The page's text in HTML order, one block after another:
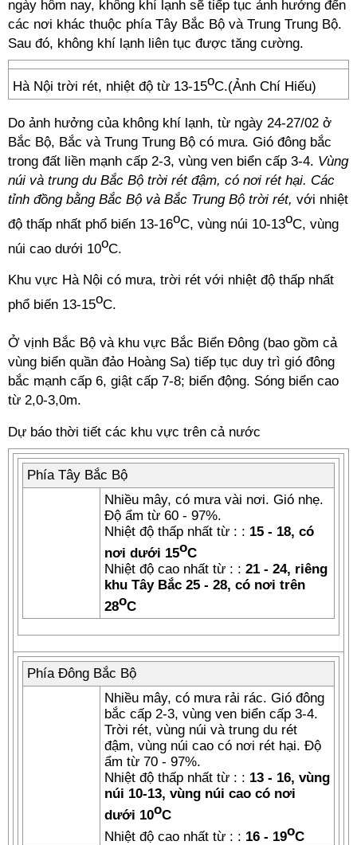
ngày hôm nay, không khí lạnh sẽ tiếp tục ảnh hưởng đến
các nơi khác thuộc phía Tây Bắc Bộ và Trung Trung Bộ.
Sau đó, không khí lạnh liên tục được tăng cường.
Hà Nội trời rét, nhiệt độ từ 13-15oC.(Ảnh Chí Hiếu)
Do ảnh hưởng của không khí lạnh, từ ngày 24-27/02 ở
Bắc Bộ, Bắc và Trung Trung Bộ có mưa. Gió đông bắc
trong đất liền mạnh cấp 2-3, vùng ven biển cấp 3-4. Vùng
núi và trung du Bắc Bộ trời rét đậm, có nơi rét hại. Các
tỉnh đồng bằng Bắc Bộ và Bắc Trung Bộ trời rét, với nhiệt
độ thấp nhất phổ biến 13-16oC, vùng núi 10-13oC, vùng
núi cao dưới 10oC.
Khu vực Hà Nội có mưa, trời rét với nhiệt độ thấp nhất
phổ biến 13-15oC.
Ở vịnh Bắc Bộ và khu vực Bắc Biển Đông (bao gồm cả
vùng biển quần đảo Hoàng Sa) tiếp tục duy trì gió đông
bắc mạnh cấp 6, giật cấp 7-8; biển động. Sóng biển cao
từ 2,0-3,0m.
Dự báo thời tiết các khu vực trên cả nước
Phía Tây Bắc Bộ
Nhiều mây, có mưa vài nơi. Gió nhẹ.
Độ ẩm từ 60 - 97%.
Nhiệt độ thấp nhất từ : : 15 - 18, có
nơi dưới 15oC
Nhiệt độ cao nhất từ : : 21 - 24, riêng
khu Tây Bắc 25 - 28, có nơi trên
28oC
Phía Đông Bắc Bộ
Nhiều mây, có mưa rải rác. Gió đông
bắc cấp 2-3, vùng ven biển cấp 3-4.
Trời rét, vùng núi và trung du rét
đậm, vùng núi cao có nơi rét hại. Độ
ẩm từ 70 - 97%.
Nhiệt độ thấp nhất từ : : 13 - 16, vùng
núi 10-13, vùng núi cao có nơi
dưới 10oC
Nhiệt độ cao nhất từ : : 16 - 19oC